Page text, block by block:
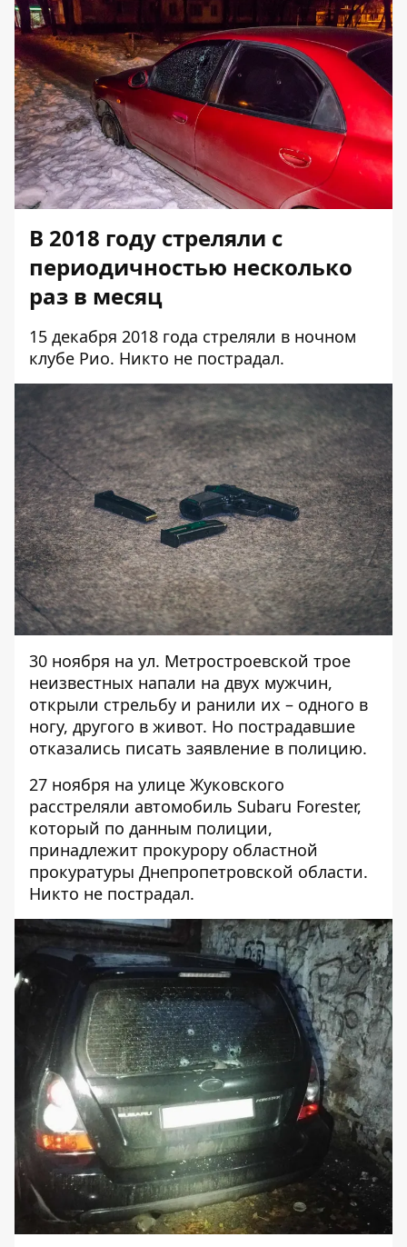
В 2018 году стреляли с
периодичностью несколько
раз в месяц
15 декабря 2018 года стреляли в ночном
клубе Рио. Никто не пострадал.
30 ноября на ул. Метростроевской трое
неизвестных напали на двух мужчин,
открыли стрельбу и ранили их – одного в
ногу, другого в живот. Но пострадавшие
отказались писать заявление в полицию.
27 ноября на улице Жуковского
расстреляли автомобиль Subaru Forester,
который по данным полиции,
принадлежит прокурору областной
прокуратуры Днепропетровской области.
Никто не пострадал.